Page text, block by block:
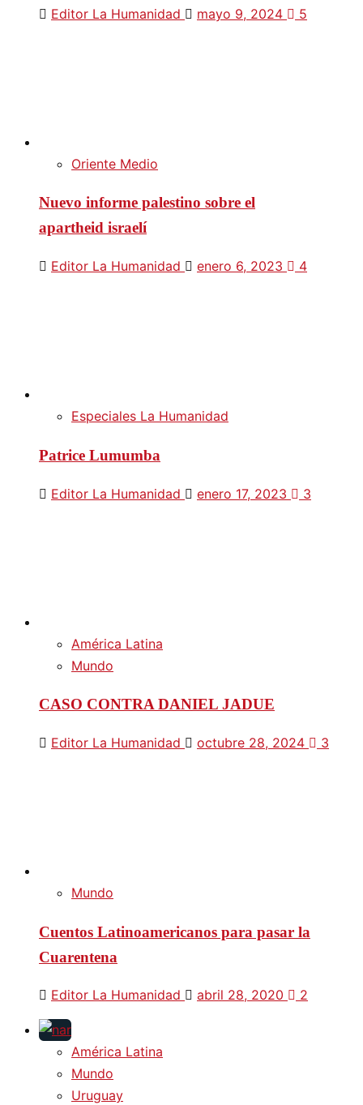
Editor La Humanidad mayo 9, 2024 5
Oriente Medio
Nuevo informe palestino sobre el
apartheid israelí
Editor La Humanidad enero 6, 2023 4
Especiales La Humanidad
Patrice Lumumba
Editor La Humanidad enero 17, 2023 3
América Latina
Mundo
CASO CONTRA DANIEL JADUE
Editor La Humanidad octubre 28, 2024 3
Mundo
Cuentos Latinoamericanos para pasar la
Cuarentena
Editor La Humanidad abril 28, 2020 2
América Latina
Mundo
Uruguay